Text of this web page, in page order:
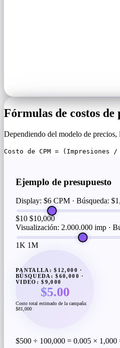
Fórmulas de costos
Dependiendo del modelo de precios,
Costo de CPM =
Ejemplo de presupuesto
Display: $6 CPM · Búsqueda:
$10 $10,000
Visualización: 2.000.000 imp ·
1K 1M
PANTALLA: $12,000 ·
BÚSQUEDA: $60,000 ·
VIDEO: $9,000
$5.00
Costo total estimado de la campaña:
$81,000
$500 ÷ 100,000 = 0.005 × 1,000